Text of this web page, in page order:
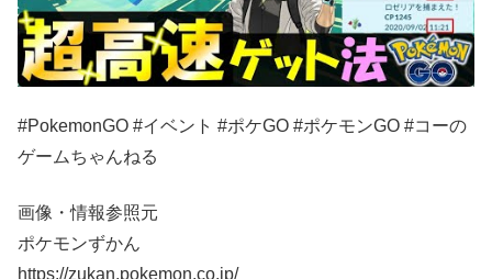
#PokemonGO #イベント #ポケGO #ポケモンGO #コーの
ゲームちゃんねる
画像・情報参照元
ポケモンずかん
https://zukan.pokemon.co.jp/